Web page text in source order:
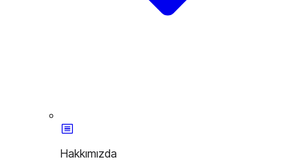
Hakkımızda